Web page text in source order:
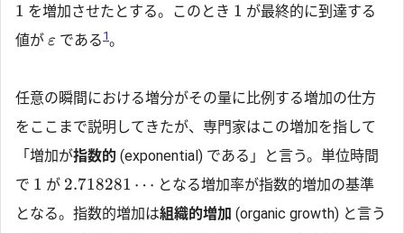
1 を増加させたとする。このとき 1 が最終的に到達する
値が ε である 1。
任意の瞬間における増分がその量に比例する増加の仕方
をここまで説明してきたが、専門家はこの増加を指して
「増加が指数的 (exponential) である」と言う。単位時間
で 1 が 2.718281 ⋯ となる増加率が指数的増加の基準
となる。指数的増加は組織的増加 (organic growth) と言う